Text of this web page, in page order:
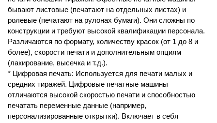
бывают листовые (печатают на отдельных листах) и
ролевые (печатают на рулонах бумаги). Они сложны по
конструкции и требуют высокой квалификации персонала.
Различаются по формату, количеству красок (от 1 до 8 и
более), скорости печати и дополнительным опциям
(лакирование, высечка и т.д.).
* Цифровая печать: Используется для печати малых и
средних тиражей. Цифровые печатные машины
отличаются высокой скоростью печати и способностью
печатать переменные данные (например,
персонализированные открытки). Включает в себя